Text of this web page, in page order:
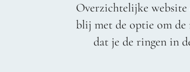
Overzichtelijke website
blij met de optie om de
dat je de ringen in